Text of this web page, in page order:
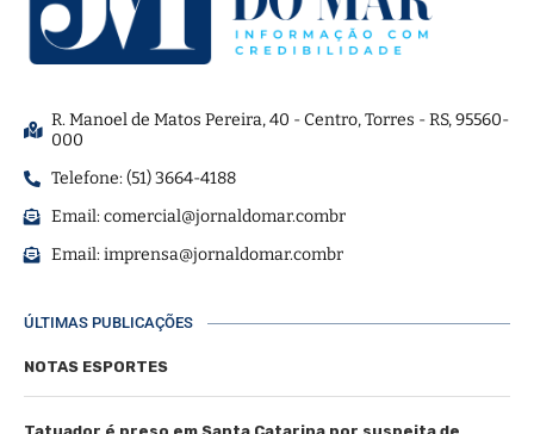
R. Manoel de Matos Pereira, 40 - Centro, Torres - RS, 95560-
000
Telefone: (51) 3664-4188
Email:comercial@jornaldomar.combr
Email:imprensa@jornaldomar.combr
ÚLTIMAS PUBLICAÇÕES
NOTAS ESPORTES